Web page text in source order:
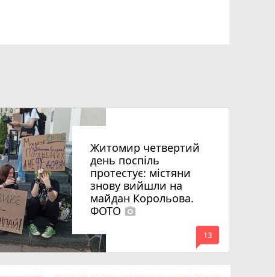
Житомир четвертий
день поспіль
протестує: містяни
знову вийшли на
майдан Корольова.
ФОТО photo_camera
mode_comment
13